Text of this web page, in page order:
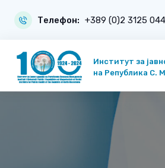
Телефон: +389 (0)2 3125 044
Институт за
на Република С.